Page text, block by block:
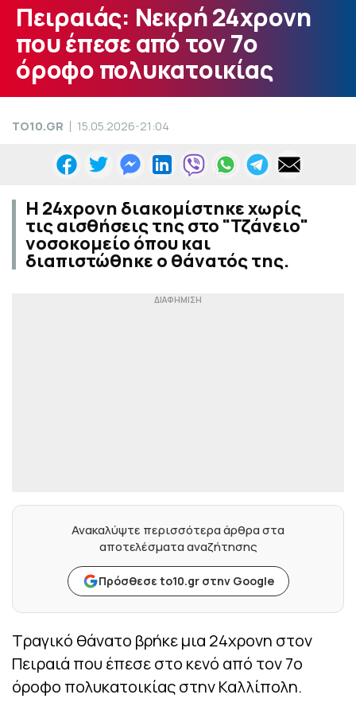
Πειραιάς: Νεκρή 24χρονη
που έπεσε από τον 7ο
όροφο πολυκατοικίας
TO10.GR 15.05.2026-21:04
Η 24χρονη διακομίστηκε χωρίς
τις αισθήσεις της στο "Τζάνειο"
νοσοκομείο όπου και
διαπιστώθηκε ο θάνατός της.
Ανακαλύψτε περισσότερα άρθρα στα
αποτελέσματα αναζήτησης
Πρόσθεσε to10.gr στην Google
Τραγικό θάνατο βρήκε μια 24χρονη στον
Πειραιά που έπεσε στο κενό από τον 7ο
όροφο πολυκατοικίας στην Καλλίπολη.